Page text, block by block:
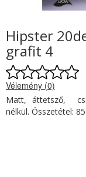
Hipster
grafit 4
Vélemény (0)
Matt, áttetsző,
nélkül. Összetétel: